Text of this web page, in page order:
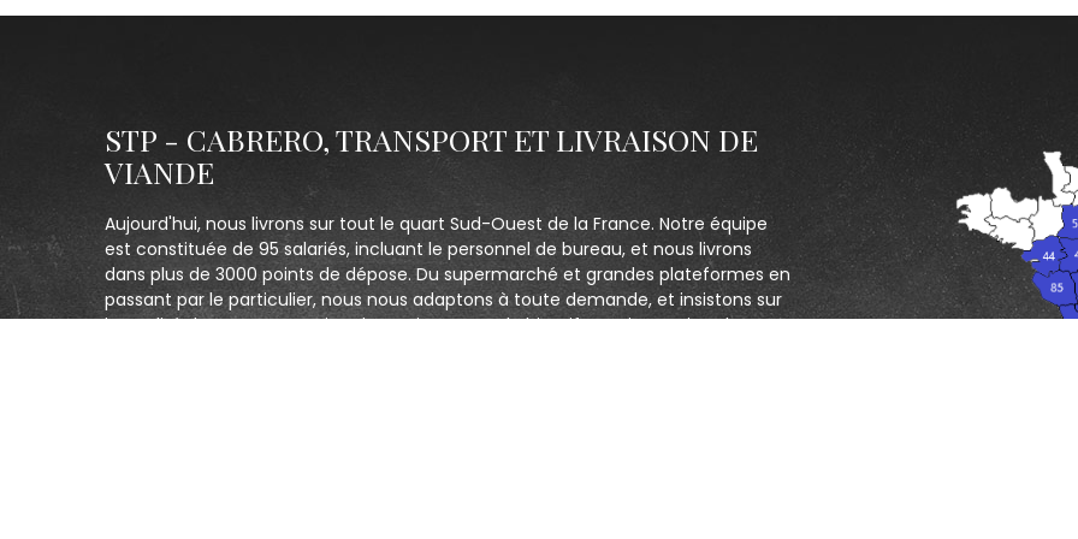
STP - CABRERO, TRANSPORT ET LIVRAISON DE
VIANDE
Aujourd'hui, nous livrons sur tout le quart Sud-Ouest de la France. Notre équipe
est constituée de 95 salariés, incluant le personnel de bureau, et nous livrons
dans plus de 3000 points de dépose. Du supermarché et grandes plateformes en
passant par le particulier, nous nous adaptons à toute demande, et insistons sur
la qualité de notre prestation de service. Un seul objectif : servir au mieux les